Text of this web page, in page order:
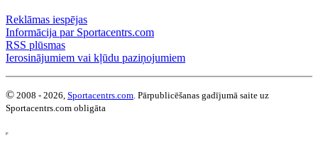
Reklāmas iespējas
Informācija par Sportacentrs.com
RSS plūsmas
Ierosinājumiem vai kļūdu paziņojumiem
© 2008 - 2026, Sportacentrs.com . Pārpublicēšanas gadījumā saite uz
Sportacentrs.com obligāta